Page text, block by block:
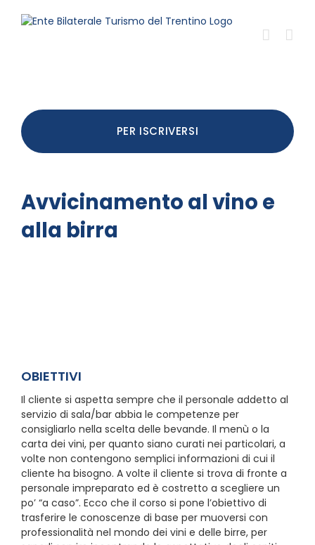
PER ISCRIVERSI
Avvicinamento al vino e
alla birra
OBIETTIVI
Il cliente si aspetta sempre che il personale addetto al
servizio di sala/bar abbia le competenze per
consigliarlo nella scelta delle bevande. Il menù o la
carta dei vini, per quanto siano curati nei particolari, a
volte non contengono semplici informazioni di cui il
cliente ha bisogno. A volte il cliente si trova di fronte a
personale impreparato ed è costretto a scegliere un
po’ “a caso”. Ecco che il corso si pone l’obiettivo di
trasferire le conoscenze di base per muoversi con
professionalità nel mondo dei vini e delle birre, per